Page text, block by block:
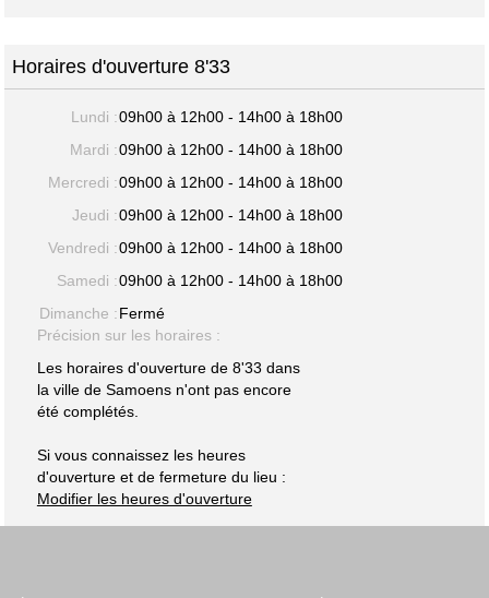
Horaires d'ouverture 8'33
Lundi :09h00 à 12h00 - 14h00 à 18h00
Mardi :09h00 à 12h00 - 14h00 à 18h00
Mercredi :09h00 à 12h00 - 14h00 à 18h00
Jeudi :09h00 à 12h00 - 14h00 à 18h00
Vendredi :09h00 à 12h00 - 14h00 à 18h00
Samedi :09h00 à 12h00 - 14h00 à 18h00
Dimanche :Fermé
Précision sur les horaires :
Les horaires d'ouverture de 8'33 dans
la ville de Samoens n'ont pas encore
été complétés.
Si vous connaissez les heures
d'ouverture et de fermeture du lieu :
Modifier les heures d'ouverture